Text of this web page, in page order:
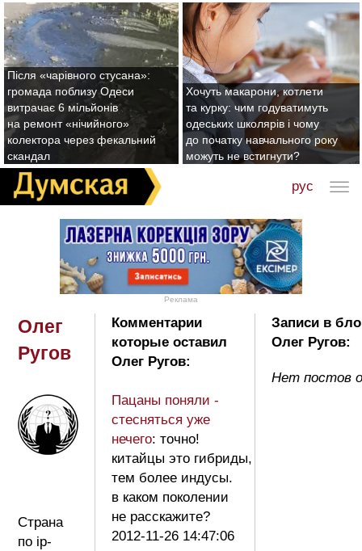
Після «чарівного стусана»:
громада поблизу Одеси
витрачає 6 мільйонів
на ремонт «нічийного»
колектора через фекальний
скандал
Хочуть макарони, котлети
та курку: чим годуватимуть
одеських школярів і чому
до початку навчального року
можуть не встигнути?
рус
Реклама
Олег
Ругов
Страна
по ip-
Комментарии
которые оставил
Олег Ругов:
Пацаны поняли -
стесняться уже
нечего: точно!
китайцы это гибриды,
тем более индусы.
в каком поколении
не расскажите?
2012-11-26 14:47:06
Записи в
Олег Ругов:
Нет постов